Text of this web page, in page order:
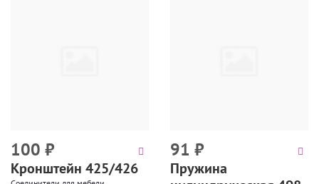
100 ₽
Кронштейн 425/426
91 ₽
Пружина